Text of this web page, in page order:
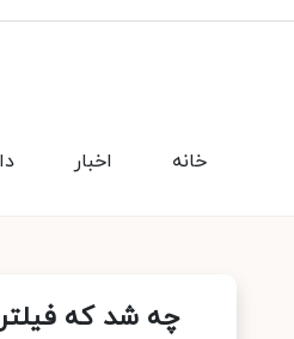
اخبار خانه
چه شد که